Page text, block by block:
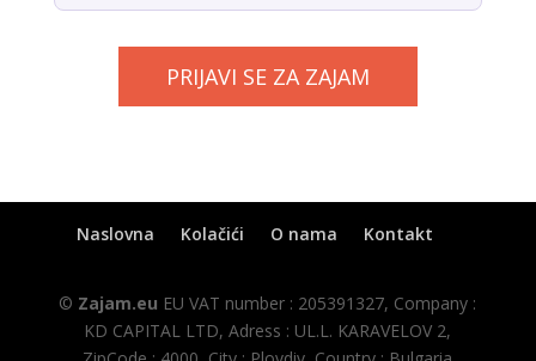
PRIJAVI SE ZA ZAJAM
Naslovna Kolačići O nama Kontakt
© Zajam.eu EU VAT number : 205391327, Company :
KD CAPITAL LTD, Adress : UL.L. KARAVELOV 2,